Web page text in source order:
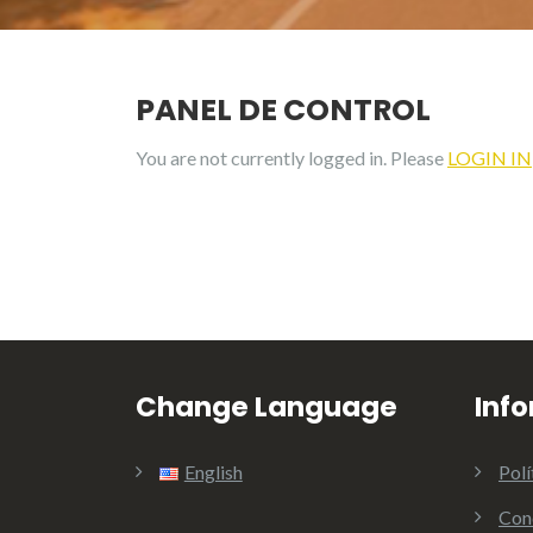
PANEL DE CONTROL
You are not currently logged in. Please LOGIN IN
Change Language
English